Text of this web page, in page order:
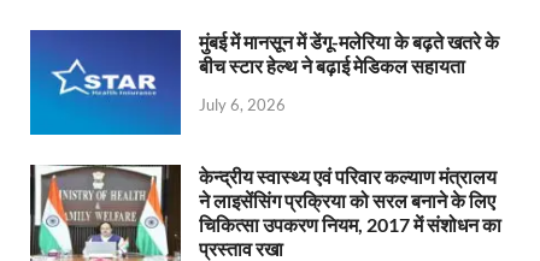
मुंबई में मानसून में डेंगू-मलेरिया के बढ़ते खतरे के
बीच स्टार हेल्थ ने बढ़ाई मेडिकल सहायता
July 6, 2026
केन्‍द्रीय स्वास्थ्य एवं परिवार कल्याण मंत्रालय
ने लाइसेंसिंग प्रक्रिया को सरल बनाने के लिए
चिकित्सा उपकरण नियम, 2017 में संशोधन का
प्रस्ताव रखा